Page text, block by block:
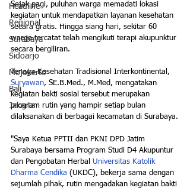
Headline
Regional
Surabaya
Sidoarjo
Mojokerto
Bali
Jakarta
Sejak pagi, puluhan warga memadati lokasi
kegiatan untuk mendapatkan layanan kesehatan
secara gratis. Hingga siang hari, sekitar 60
warga tercatat telah mengikuti terapi akupunktur
secara bergiliran.
Tenaga Kesehatan Tradisional Interkontinental,
Suryawan, SE.B.Med., M.Med, mengatakan
kegiatan bakti sosial tersebut merupakan
program rutin yang hampir setiap bulan
dilaksanakan di berbagai kecamatan di Surabaya.
"Saya Ketua PPTII dan PKNI DPD Jatim
Surabaya bersama Program Studi D4 Akupuntur
dan Pengobatan Herbal Universitas Katolik
Dharma Cendika (UKDC), bekerja sama dengan
sejumlah pihak, rutin mengadakan kegiatan bakti